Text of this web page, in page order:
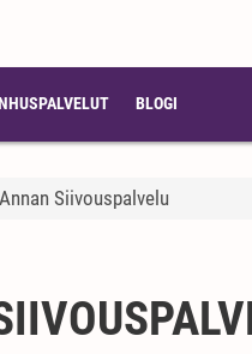
BLOGI
Annan Siivouspalvelu